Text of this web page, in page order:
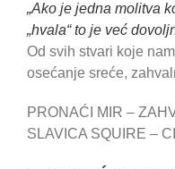
„Ako je jedna molitva
„hvala“ to je već
Od svih stvari koje
osećanje sreće,
PRONAĆI MIR –
SLAVICA SQUIRE –